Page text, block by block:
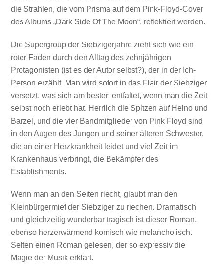
die Strahlen, die vom Prisma auf dem Pink-Floyd-Cover
des Albums „Dark Side Of The Moon“, reflektiert werden.
Die Supergroup der Siebzigerjahre zieht sich wie ein
roter Faden durch den Alltag des zehnjährigen
Protagonisten (ist es der Autor selbst?), der in der Ich-
Person erzählt. Man wird sofort in das Flair der Siebziger
versetzt, was sich am besten entfaltet, wenn man die Zeit
selbst noch erlebt hat. Herrlich die Spitzen auf Heino und
Barzel, und die vier Bandmitglieder von Pink Floyd sind
in den Augen des Jungen und seiner älteren Schwester,
die an einer Herzkrankheit leidet und viel Zeit im
Krankenhaus verbringt, die Bekämpfer des
Establishments.
Wenn man an den Seiten riecht, glaubt man den
Kleinbürgermief der Siebziger zu riechen. Dramatisch
und gleichzeitig wunderbar tragisch ist dieser Roman,
ebenso herzerwärmend komisch wie melancholisch.
Selten einen Roman gelesen, der so expressiv die
Magie der Musik erklärt.